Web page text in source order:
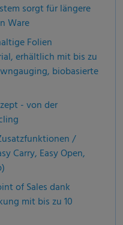
sorgt für längere
Ware
Folien
erhältlich mit bis zu
biobasierte
- von der
/
Carry, Easy Open,
of Sales dank
mit bis zu 10